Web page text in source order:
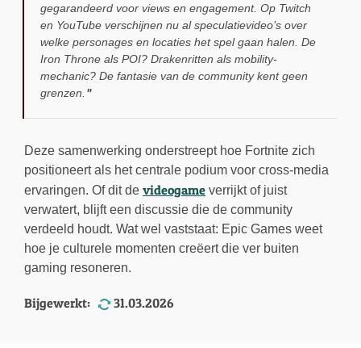
gegarandeerd voor views en engagement. Op Twitch
en YouTube verschijnen nu al speculatievideo’s over
welke personages en locaties het spel gaan halen. De
Iron Throne als POI? Drakenritten als mobility-
mechanic? De fantasie van de community kent geen
grenzen.
Deze samenwerking onderstreept hoe Fortnite zich
positioneert als het centrale podium voor cross-media
ervaringen. Of dit de videogame verrijkt of juist
verwatert, blijft een discussie die de community
verdeeld houdt. Wat wel vaststaat: Epic Games weet
hoe je culturele momenten creëert die ver buiten
gaming resoneren.
Bijgewerkt: 31.03.2026